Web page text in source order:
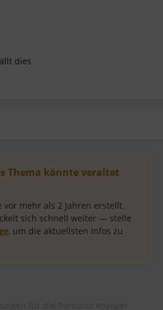
dies
Thema könnte veraltet
vor mehr als 2 Jahren erstellt.
sich schnell weiter — stelle
, um die aktuellsten Infos zu